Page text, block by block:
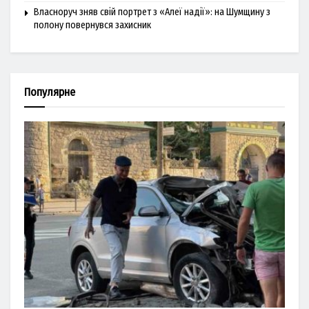
Власноруч зняв свій портрет з «Алеї надії»: на Шумщину з
полону повернувся захисник
Популярне